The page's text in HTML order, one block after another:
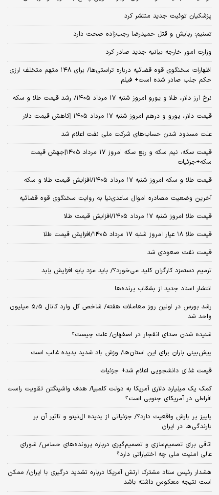
پزشکیان توئیت جدید منتشر کرد
تسنیم: ربایش و قتل حمیدرضا رجب‌زاده صحت دارد
وزارت امور خارجه بیانیه جدید صادر کرد
اظهارات سخنگوی قوه قضائیه درباره تراستی‌ها/ برای ۱۴۸ متهم متخلف ارزی
حکم جلب صادر شده است+ فیلم
نرخ ارز دلار، طلا و یورو امروز شنبه ۱۷ مرداد ۱۴۰۵/ رشد قیمت طلا و سکه
قیمت دلار، یورو و درهم امروز شنبه ۱۷ مرداد ۱۴۰۵ |کاهش قیمت دلار
علت مسدود شدن حساب‌های شرکت ملی نفت اعلام شد
قیمت سکه، نیم سکه و ربع سکه امروز ۱۷ مرداد ۱۴۰۵|جهش قیمت
سکه+جزئیات
قیمت طلا و سکه امروز شنبه ۱۷ مرداد ۱۴۰۵/افزایش قیمت طلا و سکه
آخرین وضعیت مصادره اموال ساعدی‌نیا به روایت سخنگوی قوه قضائیه
قیمت طلا امروز شنبه ۱۷ مرداد ۱۴۰۵/افزایش قیمت طلا
قیمت طلا ۱۸ عیار امروز شنبه ۱۷ مرداد ۱۴۰۵/افزایش قیمت طلا
قیمت نفت صعودی شد
ترمیم دستمزد کارگران کلید می‌خورد؟/ باید مزد پایه افزایش یابد
انتشار اسناد جدید از بشقاب پرنده‌ها
رشد بورس در اولین روز معاملات هفته/ شاخص کل وارد کانال 5.5 میلیون
واحد شد
شنیده شدن صدای انفجار در اصفهان/ علت چیست؟
پیش‌بینی باران برای این استان‌ها/ وزش باد شدید پدیده غالب است
قیمت غذای دانشجویی اعلام شد+ جزئیات
کمک یک میلیارد دلاری آمریکا به دولت کلمبیا/ هدف واشینگتن تقویت راست
افراطی در آمریکای جنوبی است؟
پاییز پر بارش واقعیت دارد؟/ جزئیاتی از پدیده ال‌نینو و تاثیر آن بر
بارندگی‌ها در ایران
اتاقی برای تصمیم‌سازی و تصمیم‌گیری درباره پرونده‌های حساس/ شورای
عالی امنیت ملی چه اختیاراتی دارد؟
هشدار رئیس ستاد مشترک ارتش آمریکا درباره تشدید درگیری با ایران/ ممکن
است نتیجه معکوس داشته باشد